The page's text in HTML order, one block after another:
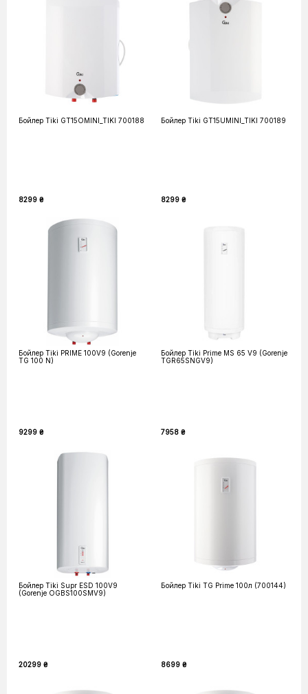
Бойлер Tiki GT15OMINI_TIKI 700188
8299 ₴
Бойлер Tiki GT15UMINI_TIKI 700189
8299 ₴
Бойлер Tiki PRIME 100V9 (Gorenje
TG 100 N)
9299 ₴
Бойлер Tiki Prime MS 65 V9 (Gorenje
TGR65SNGV9)
7958 ₴
Бойлер Tiki Supr ESD 100V9
(Gorenje OGBS100SMV9)
20299 ₴
Бойлер Tiki TG Prime 100л (700144)
8699 ₴